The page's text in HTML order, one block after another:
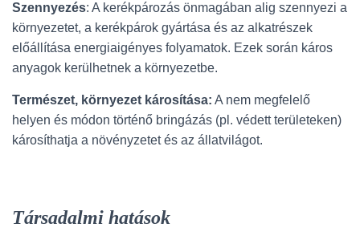
Szennyezés: A kerékpározás önmagában alig szennyezi a
környezetet, a kerékpárok gyártása és az alkatrészek
előállítása energiaigényes folyamatok. Ezek során káros
anyagok kerülhetnek a környezetbe.
Természet, környezet károsítása: A nem megfelelő
helyen és módon történő bringázás (pl. védett területeken)
károsíthatja a növényzetet és az állatvilágot.
Társadalmi hatások